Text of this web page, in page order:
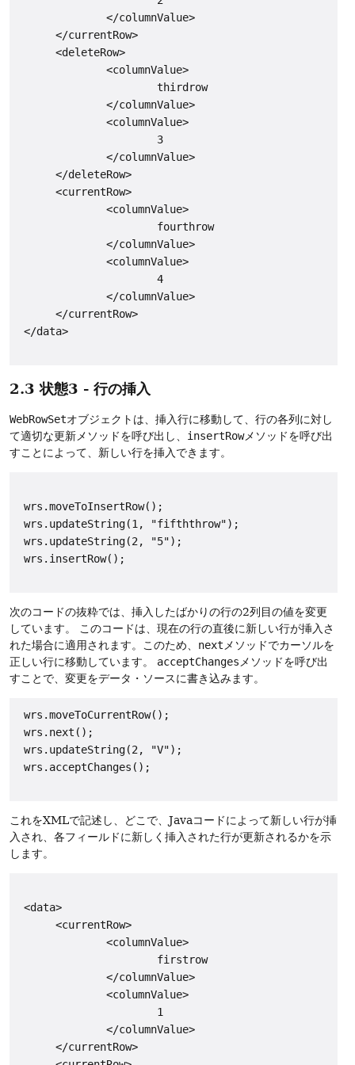
              </columnValue>
      </currentRow>
      <deleteRow>
              <columnValue>
                      thirdrow
              </columnValue>
              <columnValue>
                      3
              </columnValue>
      </deleteRow>
      <currentRow>
              <columnValue>
                      fourthrow
              </columnValue>
              <columnValue>
                      4
              </columnValue>
      </currentRow>
2.3 状態3 - 行の挿入
WebRowSetオブジェクトは、挿入行に移動して、行の各列に対し
て適切な更新メソッドを呼び出し、 insertRowメソッドを呼び出
すことによって、新しい行を挿入できます。
wrs.moveToInsertRow();
wrs.updateString(1, "fifththrow");
wrs.updateString(2, "5");
wrs.insertRow();
次のコードの抜粋では、挿入したばかりの行の2列目の値を変更
しています。
このコードは、現在の行の直後に新しい行が挿入さ
れた場合に適用されます。このため、 next メソッドでカーソルを
正しい行に移動しています。
acceptChanges メソッドを呼び出
すことで、変更をデータ・ソースに書き込みます。
wrs.moveToCurrentRow();
wrs.next();
wrs.updateString(2, "V");
wrs.acceptChanges();
これをXMLで記述し、どこで、Javaコードによって新しい行が挿
入され、各フィールドに新しく挿入された行が更新されるかを示
します。
<data>
      <currentRow>
              <columnValue>
                      firstrow
              </columnValue>
              <columnValue>
                      1
              </columnValue>
      </currentRow>